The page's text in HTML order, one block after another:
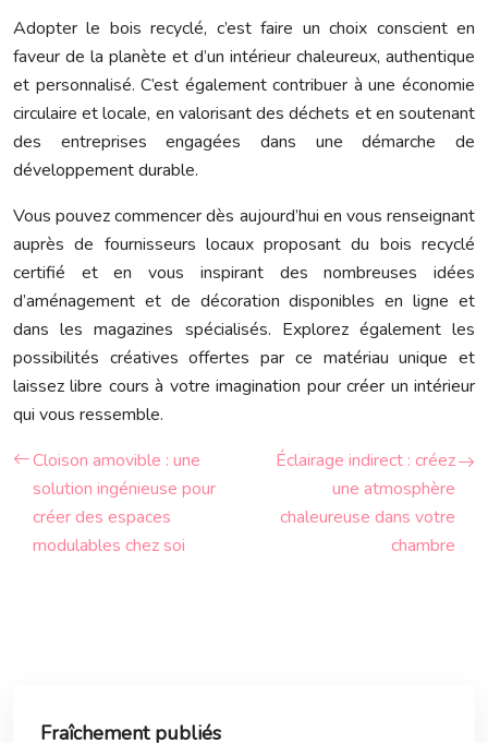
Adopter le bois recyclé, c’est faire un choix conscient en
faveur de la planète et d’un intérieur chaleureux, authentique
et personnalisé. C’est également contribuer à une économie
circulaire et locale, en valorisant des déchets et en soutenant
des entreprises engagées dans une démarche de
développement durable.
Vous pouvez commencer dès aujourd’hui en vous renseignant
auprès de fournisseurs locaux proposant du bois recyclé
certifié et en vous inspirant des nombreuses idées
d’aménagement et de décoration disponibles en ligne et
dans les magazines spécialisés. Explorez également les
possibilités créatives offertes par ce matériau unique et
laissez libre cours à votre imagination pour créer un intérieur
qui vous ressemble.
Cloison amovible : une
solution ingénieuse pour
créer des espaces
modulables chez soi
Éclairage indirect : créez
une atmosphère
chaleureuse dans votre
chambre
Fraîchement publiés